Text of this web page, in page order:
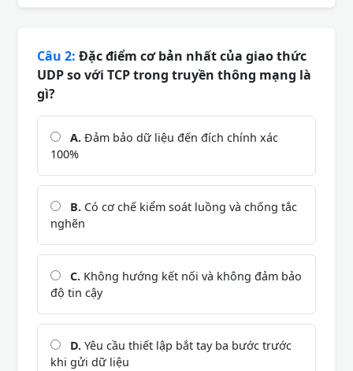
Câu 2: Đặc điểm cơ bản nhất của giao thức
UDP so với TCP trong truyền thông mạng là
gì?
A. Đảm bảo dữ liệu đến đích chính xác
100%
B. Có cơ chế kiểm soát luồng và chống tắc
nghẽn
C. Không hướng kết nối và không đảm bảo
độ tin cậy
D. Yêu cầu thiết lập bắt tay ba bước trước
khi gửi dữ liệu